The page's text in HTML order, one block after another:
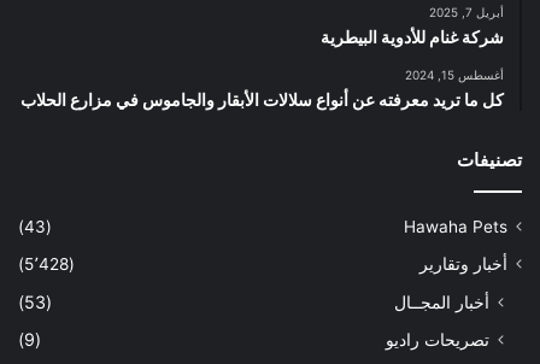
أبريل 7, 2025
شركة غنام للأدوية البيطرية
أغسطس 15, 2024
كل ما تريد معرفته عن أنواع سلالات الأبقار والجاموس في مزارع الحلاب
تصنيفات
Hawaha Pets
(43)
أخبار وتقارير
(5٬428)
أخبار المجــال
(53)
تصريحات راديو
(9)